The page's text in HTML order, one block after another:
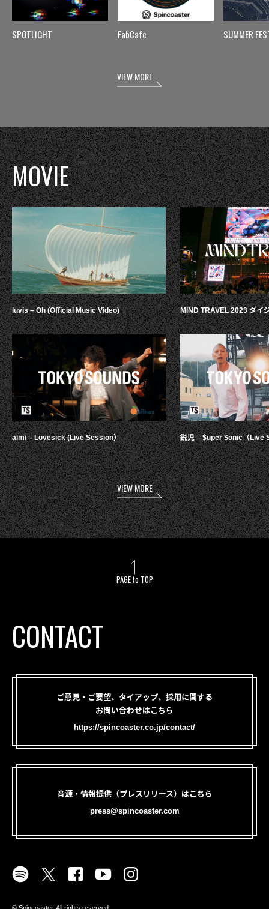
SPOTLIGHT FabCafe SUMMER
VIEW MORE
MOVIE
luvis – Oh (Official Music Video)
aimi – Lovesick (Live Session）
MIND TRAVEL 2023 ダイ
鋭児 – $uper $onic（Live
VIEW MORE
PAGE to TOP
CONTACT
ご意見・ご要望、タイアップ、採用に関する
お問い合わせはこちら
https://spincoaster.co.jp/contact/
音源・情報提供（プレスリリース）はこちら
press@spincoaster.com